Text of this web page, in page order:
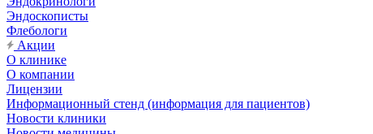
Эндоскописты
Флебологи
Акции
О клинике
О компании
Лицензии
Информационный стенд (информация для пациентов)
Новости клиники